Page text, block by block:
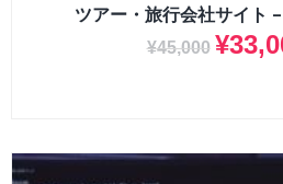
ツアー・旅行会社サイト
¥45,000 ¥